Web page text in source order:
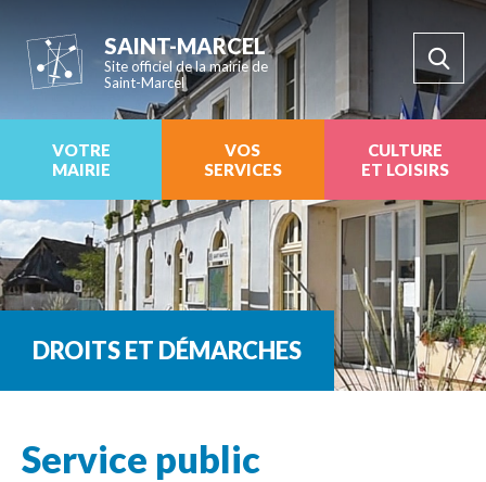
SAINT-MARCEL
Site officiel de la mairie de
Saint-Marcel
VOTRE
MAIRIE
VOS
SERVICES
CULTURE
ET LOISIRS
DROITS ET DÉMARCHES
Service public